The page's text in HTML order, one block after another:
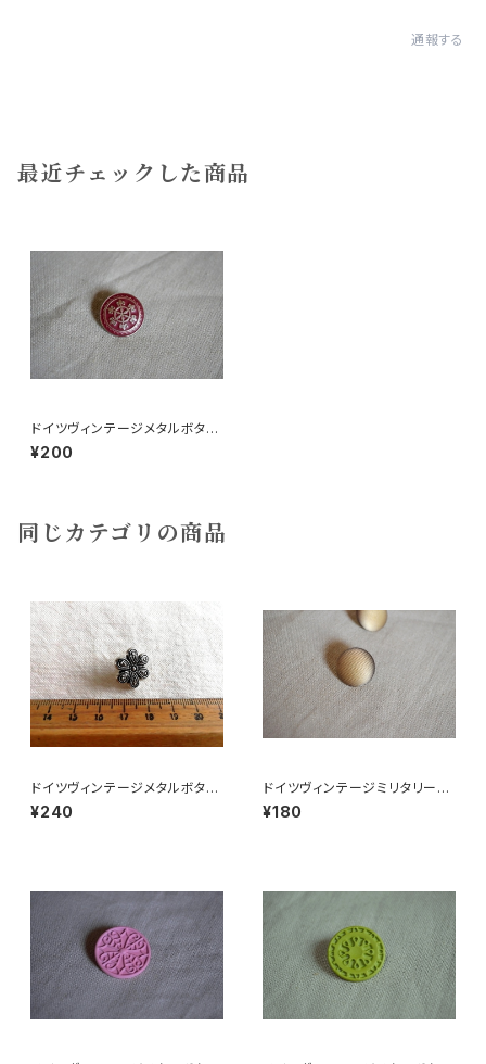
通報する
最近チェックした商品
ドイツヴィンテージメタルボタン
c中
¥200
同じカテゴリの商品
ドイツヴィンテージメタルボタン
お花
¥240
ドイツヴィンテージミリタリーボ
タン
¥180